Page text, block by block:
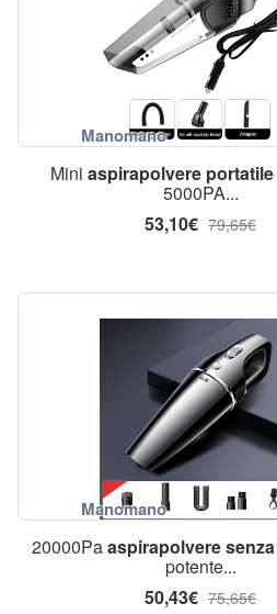
Mini aspirapolvere portatile
5000PA...
53,10€ 79,65€
20000Paaspirapolveresenza
potente...
50,43€ 75,65€